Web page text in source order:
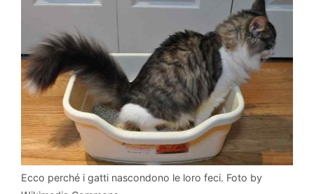
Ecco perché i gatti nascondono le loro feci. Foto by